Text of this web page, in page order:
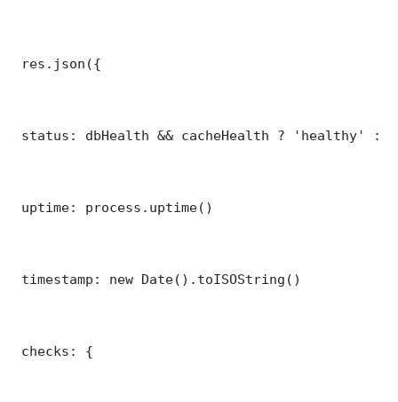
res.json({
status: dbHealth && cacheHealth ? 'healthy' :
uptime: process.uptime()
timestamp: new Date().toISOString()
checks: {